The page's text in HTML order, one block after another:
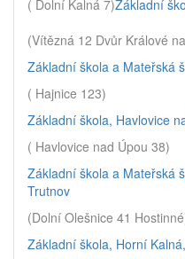
( Dolní Kalná 7)Základní
(Vítězná 12 Dvůr Králové
Základní škola a Mateřská
( Hajnice 123)
Základní škola, Havlovice
( Havlovice nad Úpou 38)
Základní škola a Mateřská
Trutnov
(Dolní Olešnice 41
Základní škola, Horní